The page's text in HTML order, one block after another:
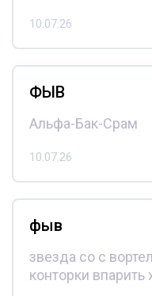
10.07.26
ФЫВ
Альфа-Бак-Срам
10.07.26
фыв
звезда со с
конторки впарить